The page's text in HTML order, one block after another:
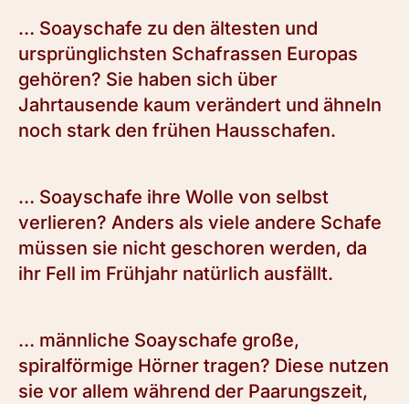
… Soayschafe zu den ältesten und
ursprünglichsten Schafrassen Europas
gehören? Sie haben sich über
Jahrtausende kaum verändert und ähneln
noch stark den frühen Hausschafen.
… Soayschafe ihre Wolle von selbst
verlieren? Anders als viele andere Schafe
müssen sie nicht geschoren werden, da
ihr Fell im Frühjahr natürlich ausfällt.
… männliche Soayschafe große,
spiralförmige Hörner tragen? Diese nutzen
sie vor allem während der Paarungszeit,